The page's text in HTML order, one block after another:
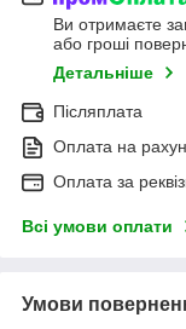
Ви отримаєте
або гроші
Детальніше
Післяплата
Оплата на
Оплата за
Всі умови оплати
Умови